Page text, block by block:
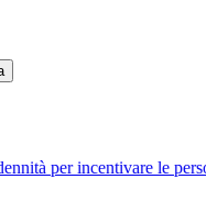
per incentivare le